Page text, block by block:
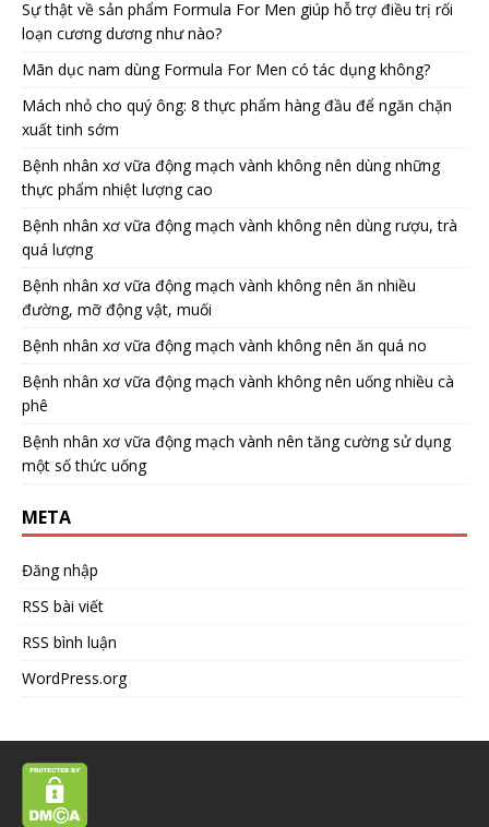
Sự thật về sản phẩm Formula For Men giúp hỗ trợ điều trị rối
loạn cương dương như nào?
Mãn dục nam dùng Formula For Men có tác dụng không?
Mách nhỏ cho quý ông: 8 thực phẩm hàng đầu để ngăn chặn
xuất tinh sớm
Bệnh nhân xơ vữa động mạch vành không nên dùng những
thực phẩm nhiệt lượng cao
Bệnh nhân xơ vữa động mạch vành không nên dùng rượu, trà
quá lượng
Bệnh nhân xơ vữa động mạch vành không nên ăn nhiều
đường, mỡ động vật, muối
Bệnh nhân xơ vữa động mạch vành không nên ăn quá no
Bệnh nhân xơ vữa động mạch vành không nên uống nhiều cà
phê
Bệnh nhân xơ vữa động mạch vành nên tăng cường sử dụng
một số thức uống
META
Đăng nhập
RSS bài viết
RSS bình luận
WordPress.org